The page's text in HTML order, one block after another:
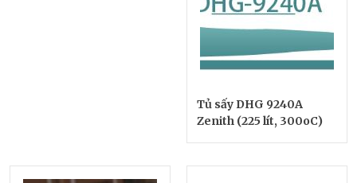
Tủ sấy DHG 9240A
Zenith (225 lít, 300oC)